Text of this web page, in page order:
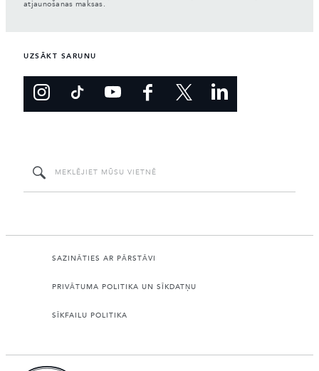
atjaunošanas maksas.
UZSĀKT SARUNU
SAZINĀTIES AR PĀRSTĀVI
PRIVĀTUMA POLITIKA UN SĪKDATŅU
SĪKFAILU POLITIKA